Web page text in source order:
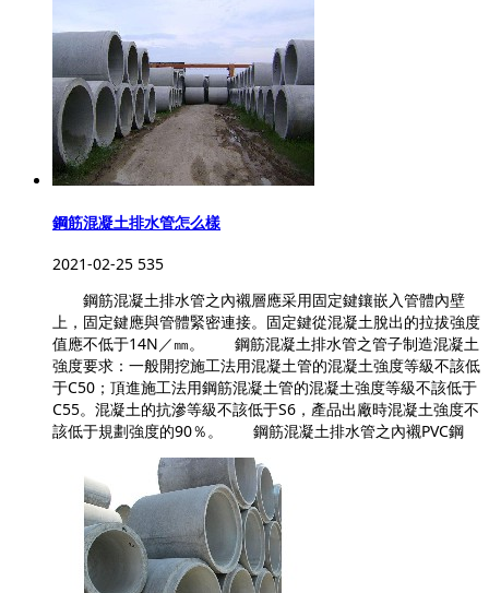
鋼筋混凝土排水管怎么樣
2021-02-25 535
鋼筋混凝土排水管之內襯層應采用固定鍵鑲嵌入管體內壁
上，固定鍵應與管體緊密連接。固定鍵從混凝土脫出的拉拔強度
值應不低于14N／㎜。 鋼筋混凝土排水管之管子制造混凝土
強度要求：一般開挖施工法用混凝土管的混凝土強度等級不該低
于C50；頂進施工法用鋼筋混凝土管的混凝土強度等級不該低于
C55。混凝土的抗滲等級不該低于S6，產品出廠時混凝土強度不
該低于規劃強度的90％。 鋼筋混凝土排水管之內襯PVC鋼